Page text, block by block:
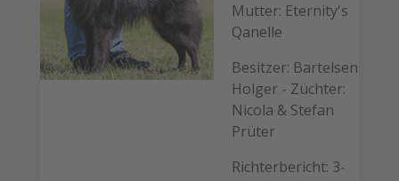
Mutter: Eternity's
Qanelle
Besitzer: Bartelsen
Holger - Züchter:
Nicola & Stefan
Prüter
Richterbericht: 3-